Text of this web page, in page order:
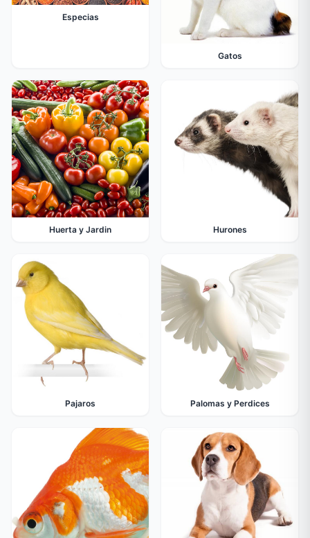
Especias
Gatos
Huerta y Jardin Hurones
Pajaros Palomas y Perdices